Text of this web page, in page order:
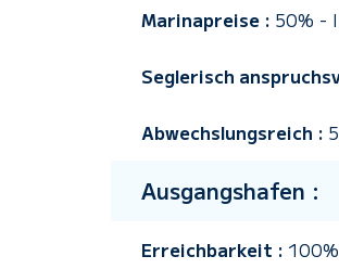
Marinapreise : 50% -
Seglerisch
Abwechslungsreich :
Ausgangshafen :
Erreichbarkeit : 100%